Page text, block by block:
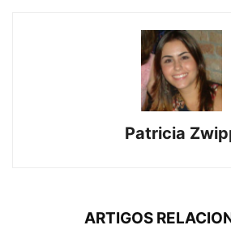
Patricia
ARTIGOS